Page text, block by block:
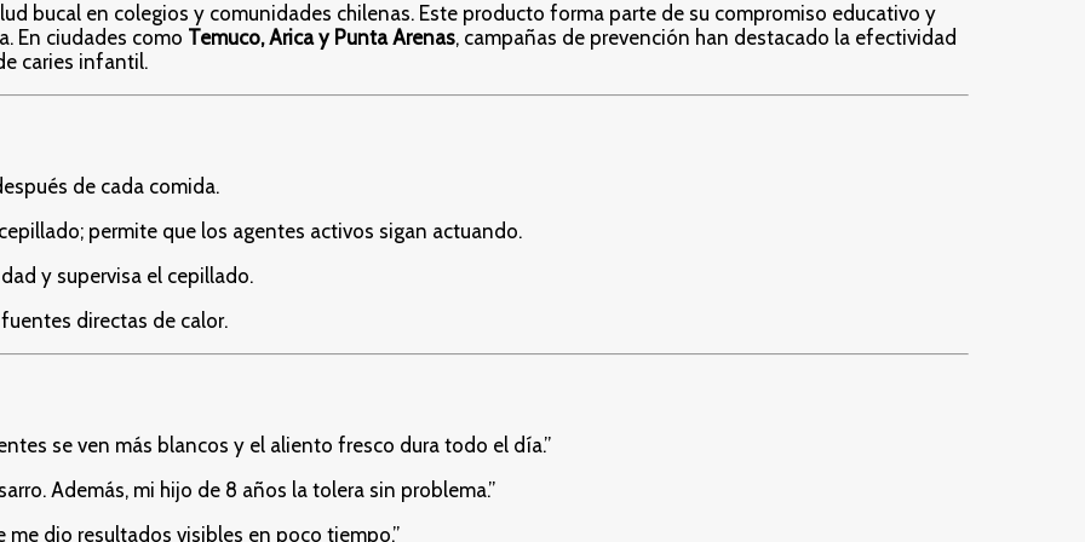
bucal en colegios y comunidades chilenas. Este producto forma parte de su compromiso educativo y
En ciudades como Temuco, Arica y Punta Arenas, campañas de prevención han destacado la efectividad
caries infantil.
de cada comida.
permite que los agentes activos sigan actuando.
y supervisa el cepillado.
directas de calor.
se ven más blancos y el aliento fresco dura todo el día.”
Además, mi hijo de 8 años la tolera sin problema.”
me dio resultados visibles en poco tiempo.”